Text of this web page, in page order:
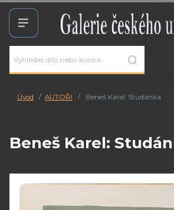
Úvod AUTOŘI Beneš Karel: Studánka
Beneš Karel: